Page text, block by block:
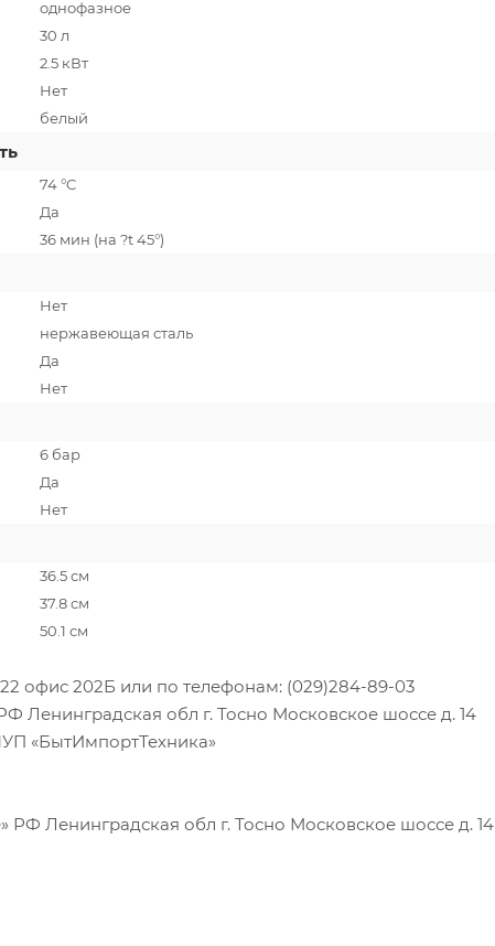
однофазное
30 л
2.5 кВт
Нет
белый
74 °C
Да
36 мин (на ?t 45°)
Нет
нержавеющая сталь
Да
Нет
6 бар
Да
Нет
36.5 см
37.8 см
50.1 см
офис 202Б или по телефонам: (029)284-89-03
Ленинградская обл г. Тосно Московское шоссе д. 14
«БытИмпортТехника»
Ленинградская обл г. Тосно Московское шоссе д. 14